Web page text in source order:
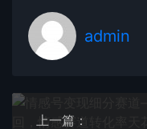
admin
上一篇：